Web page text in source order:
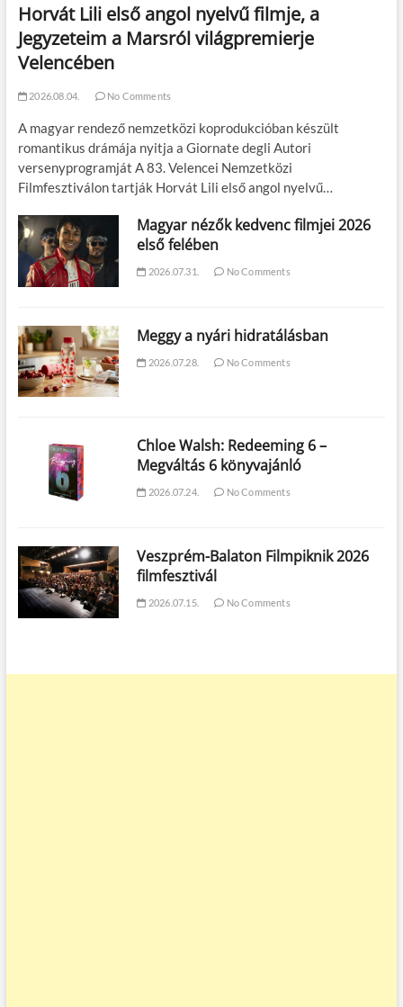
Horvát Lili első angol nyelvű filmje, a
Jegyzeteim a Marsról világpremierje
Velencében
2026.08.04. No Comments
A magyar rendező nemzetközi koprodukcióban készült
romantikus drámája nyitja a Giornate degli Autori
versenyprogramját A 83. Velencei Nemzetközi
Filmfesztiválon tartják Horvát Lili első angol nyelvű…
Magyar nézők kedvenc filmjei 2026
első felében
2026.07.31. No Comments
Meggy a nyári hidratálásban
2026.07.28. No Comments
Chloe Walsh: Redeeming 6 –
Megváltás 6 könyvajánló
2026.07.24. No Comments
Veszprém-Balaton Filmpiknik 2026
filmfesztivál
2026.07.15. No Comments